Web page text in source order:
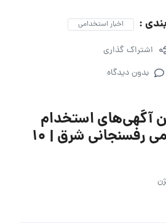
: اخبار استخدامی
اشتراک گذاری
بدون دیدگاه
آگهی‌های استخدام
بیمارستان هاشمی رفسنجانی شرق | ۱۰